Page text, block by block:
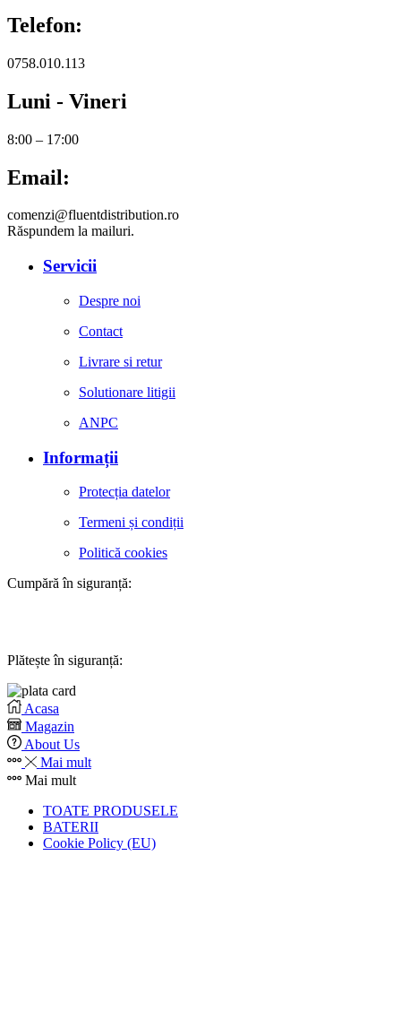
Telefon:
0758.010.113
Luni - Vineri
8:00 – 17:00
Email:
comenzi@fluentdistribution.ro
Răspundem la mailuri.
Servicii
Despre noi
Contact
Livrare si retur
Solutionare litigii
ANPC
Informații
Protecția datelor
Termeni și condiții
Politică cookies
Cumpără în siguranță:
Plătește în siguranță:
Acasa
Magazin
About Us
Mai mult
Mai mult
TOATE PRODUSELE
BATERII
Cookie Policy (EU)